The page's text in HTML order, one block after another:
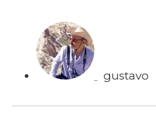
gustavo